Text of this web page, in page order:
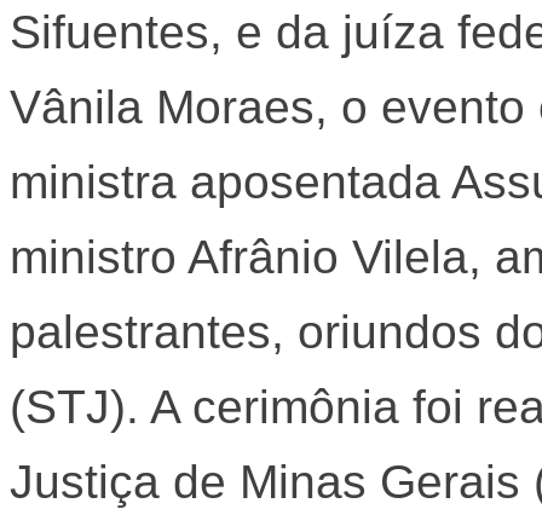
Sifuentes, e da juíza
Vânila Moraes, o
ministra aposentada
ministro Afrânio Vilela,
palestrantes, oriundos
(STJ). A cerimônia foi
Justiça de Minas Gerais